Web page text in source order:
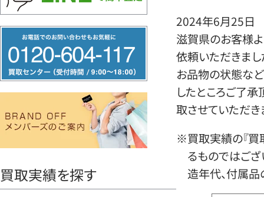
リ
ー
ヤ
買取実績を探す
2024年6月25日
滋賀県のお客様
依頼いただきまし
お品物の状態など
したところご了
取させていただき
※買取実績の『買
るものではござ
造年代、付属品